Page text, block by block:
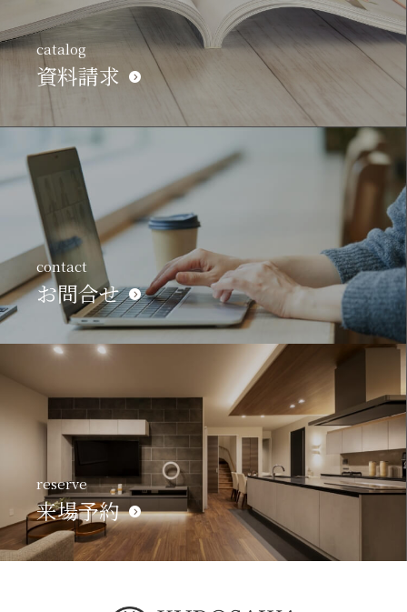
catalog
資料請求
contact
お問合せ
reserve
来場予約